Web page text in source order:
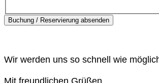
Buchung / Reservierung absenden
Wir werden uns so schnell wie